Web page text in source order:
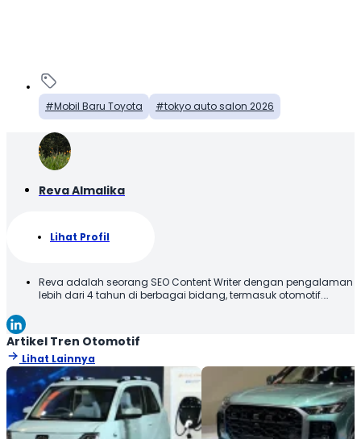
Mobil Baru Toyota tokyo auto salon 2026
Reva Almalika
Lihat Profil
Reva adalah seorang SEO Content Writer dengan pengalaman
lebih dari 4 tahun di berbagai bidang, termasuk otomotif.
informatif, menarik, dan mudah dipahami oleh pembaca.
Artikel Tren Otomotif
Lihat Lainnya